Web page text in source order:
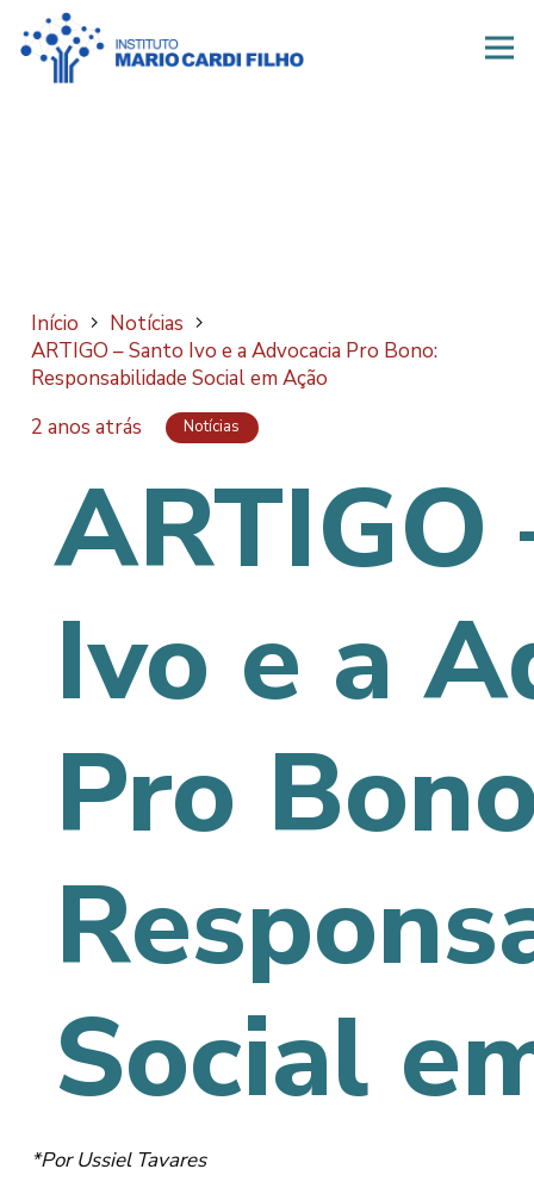
Início
Notícias
ARTIGO – Santo Ivo e a Advocacia Pro Bono:
Responsabilidade Social em Ação
2 anos atrás
Notícias
ARTIGO
Ivo e a
Pro
Social
*Por Ussiel Tavares